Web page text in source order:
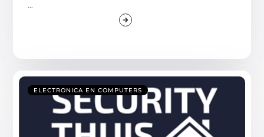
ELECTRONICA EN COMPUTERS